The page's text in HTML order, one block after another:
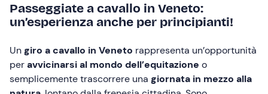
Passeggiate a cavallo in Veneto:
un’esperienza anche per principianti!
Ungiro a cavallo in Veneto rappresenta un’opportunità
peravvicinarsi al mondo dell’equitazione o
semplicemente trascorrere una giornata in mezzo alla